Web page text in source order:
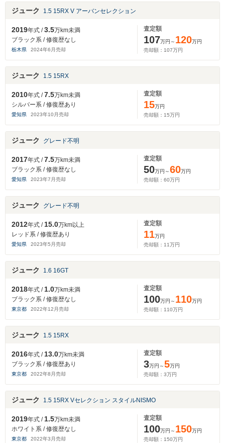
ジューク 1.5 15RX V アーバンセレクション
2019年式 /3.5万km未満
ブラック系 / 修復歴なし
栃木県 2024年6 月売却
査定額
107万円～ 120万円
売却額： 107万円
ジューク 1.5 15RX
2010年式 /7.5万km未満
シルバー系 / 修復歴あり
愛知県 2023年10 月売却
査定額
15万円
売却額： 15万円
ジューク グレード不明
2017年式 /7.5万km未満
ブラック系 / 修復歴なし
愛知県 2023年7 月売却
査定額
50万円～60万円
売却額： 60万円
ジューク グレード不明
2012年式 /15.0万km以上
レッド系 / 修復歴あり
愛知県 2023年5 月売却
査定額
11万円
売却額： 11万円
ジューク 1.6 16GT
2018年式 /1.0万km未満
ブラック系 / 修復歴なし
東京都 2022年12 月売却
査定額
100万円～ 110万円
売却額： 110万円
ジューク 1.5 15RX
2016年式 /13.0万km未満
ブラック系 / 修復歴あり
東京都 2022年8 月売却
査定額
3万円～5万円
売却額： 3万円
ジューク 1.5 15RX Vセレクション スタイルNISMO
2019年式 /1.5万km未満
ホワイト系 / 修復歴なし
東京都 2022年3 月売却
査定額
100万円～ 150万円
売却額： 150万円